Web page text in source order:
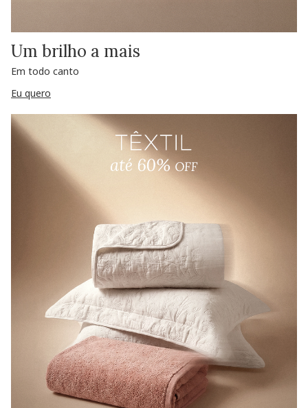
Um brilho a mais
Em todo canto
Eu quero